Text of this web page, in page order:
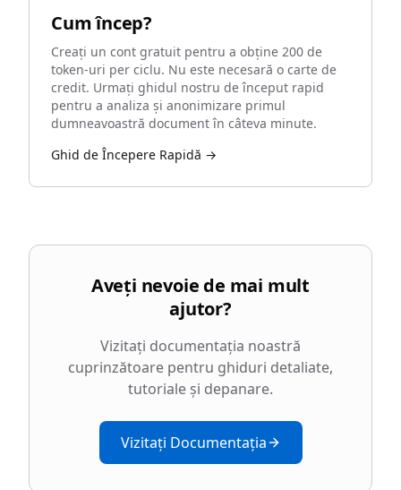
Cum încep?
Creați un cont gratuit pentru a obține 200 de
token-uri per ciclu. Nu este necesară o carte de
credit. Urmați ghidul nostru de început rapid
pentru a analiza și anonimizare primul
dumneavoastră document în câteva minute.
Ghid de Începere Rapidă →
Aveți nevoie de mai mult
ajutor?
Vizitați documentația noastră
cuprinzătoare pentru ghiduri detaliate,
tutoriale și depanare.
Vizitați Documentația